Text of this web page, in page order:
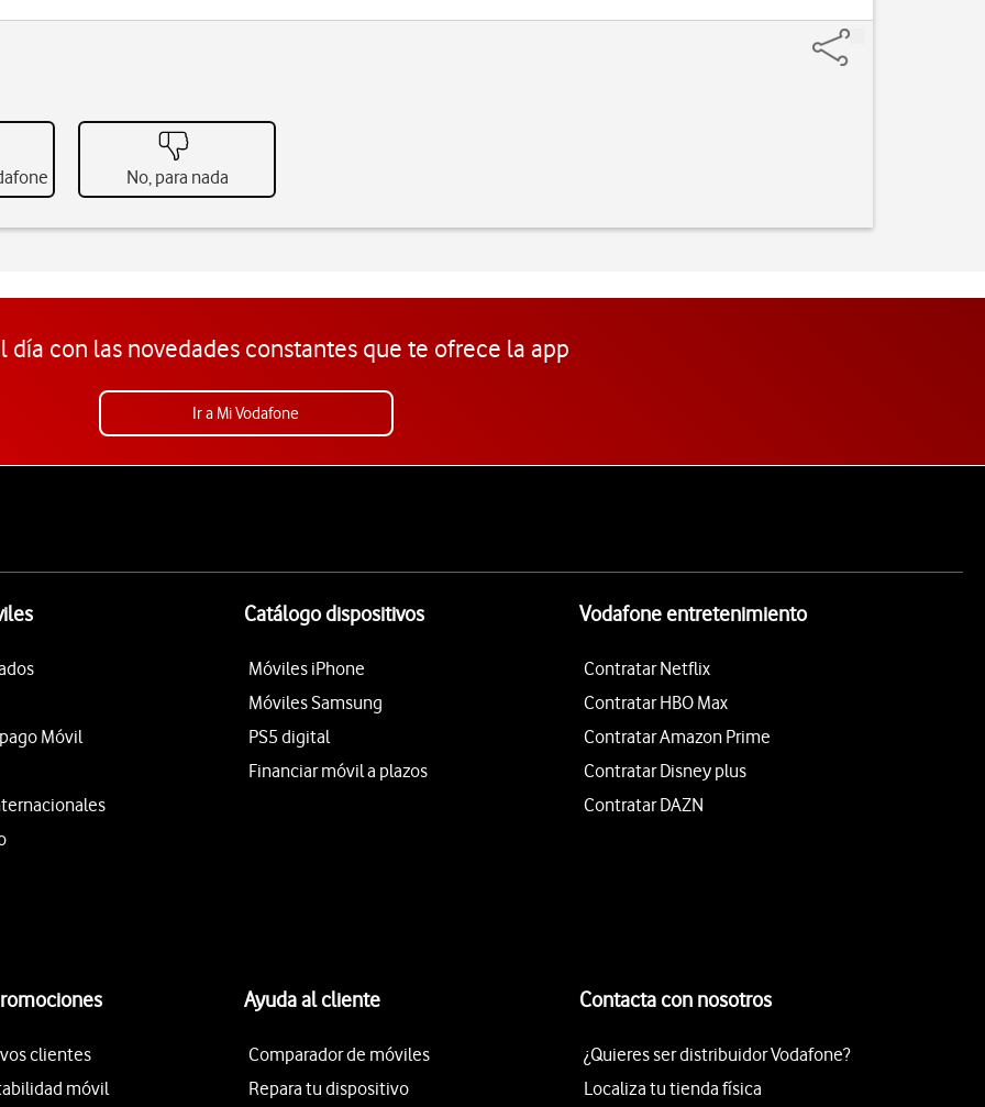
No, para nada
día con las novedades constantes que te ofrece la app
Ir a Mi Vodafone
Móvil
Catálogo dispositivos
Móviles iPhone
Móviles Samsung
PS5 digital
Financiar móvil a plazos
Vodafone entretenimiento
Contratar Netflix
Contratar HBO Max
Contratar Amazon Prime
Contratar Disney plus
Contratar DAZN
clientes
móvil
Ayuda al cliente
Comparador de móviles
Repara tu dispositivo
Contacta con nosotros
¿Quieres ser distribuidor Vodafone?
Localiza tu tienda física